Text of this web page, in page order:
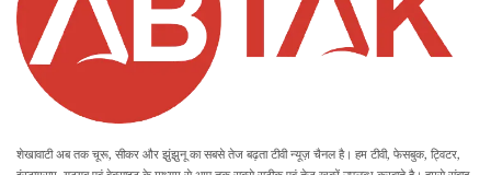
शेखावाटी अब तक चूरू, सीकर और झुंझुनू का सबसे तेज बढ़ता टीवी न्यूज़ चैनल है। हम टीवी, फेसबुक, ट्विटर,